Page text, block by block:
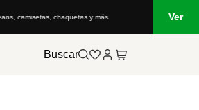
camisetas, chaquetas y más Ver
Buscar